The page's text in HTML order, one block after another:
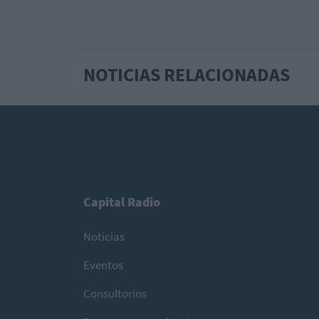
NOTICIAS RELACIONADAS
Capital Radio
Noticias
Eventos
Consultorios